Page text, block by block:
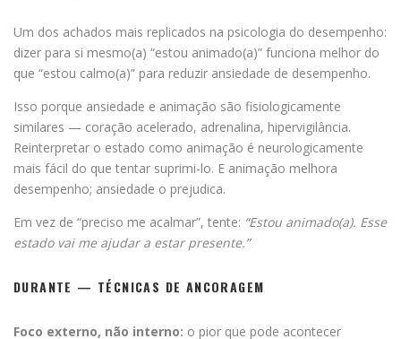
Um dos achados mais replicados na psicologia do desempenho:
dizer para si mesmo(a) “estou animado(a)” funciona melhor do
que “estou calmo(a)” para reduzir ansiedade de desempenho.
Isso porque ansiedade e animação são fisiologicamente
similares — coração acelerado, adrenalina, hipervigilância.
Reinterpretar o estado como animação é neurologicamente
mais fácil do que tentar suprimi-lo. E animação melhora
desempenho; ansiedade o prejudica.
Em vez de “preciso me acalmar”, tente: “Estou animado(a). Esse
estado vai me ajudar a estar presente.”
DURANTE — TÉCNICAS DE ANCORAGEM
Foco externo, não interno: o pior que pode acontecer